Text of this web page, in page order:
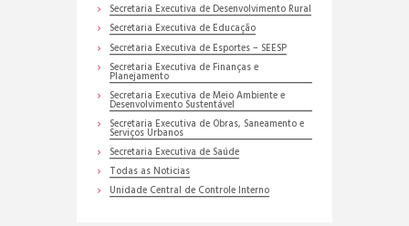
Secretaria Executiva de Desenvolvimento Rural
Secretaria Executiva de Educação
Secretaria Executiva de Esportes – SEESP
Secretaria Executiva de Finanças e
Planejamento
Secretaria Executiva de Meio Ambiente e
Desenvolvimento Sustentável
Secretaria Executiva de Obras, Saneamento e
Serviços Urbanos
Secretaria Executiva de Saúde
Todas as Noticias
Unidade Central de Controle Interno